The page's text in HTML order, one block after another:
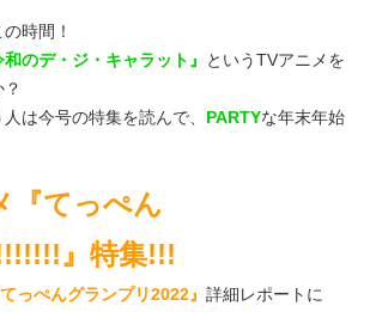
時間！
和のデ・ジ・キャラット』
というTVアニメを
は今号の特集を読んで、 PARTYな年末年始
『てっぺん
』特集!!!
てっぺんグランプリ2022』 詳細レポートに